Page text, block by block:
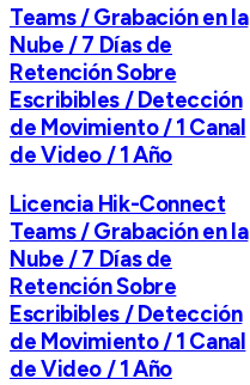
Teams / Grabación en la
Nube / 7 Días de
Retención Sobre
Escribibles / Detección
de Movimiento / 1 Canal
de Video / 1 Año
Licencia Hik-Connect
Teams / Grabación en la
Nube / 7 Días de
Retención Sobre
Escribibles / Detección
de Movimiento / 1 Canal
de Video / 1 Año